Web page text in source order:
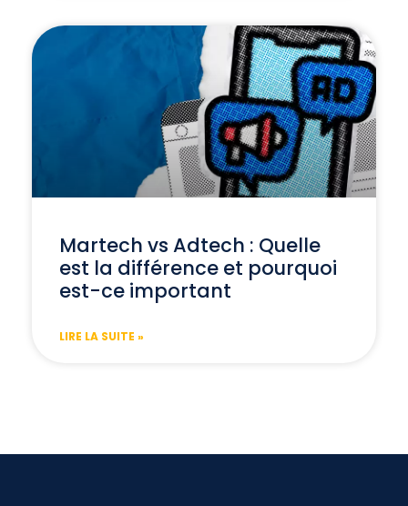
Martech vs Adtech : Quelle
est la différence et pourquoi
est-ce important
LIRE LA SUITE »